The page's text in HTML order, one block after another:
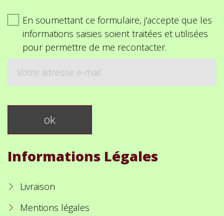
En soumettant ce formulaire, j'accepte que les
informations saisies soient traitées et utilisées
pour permettre de me recontacter.
Informations Légales
Livraison
Mentions légales